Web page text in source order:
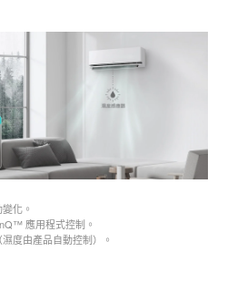
化。
應用程式控制。
度由產品自動控制）。